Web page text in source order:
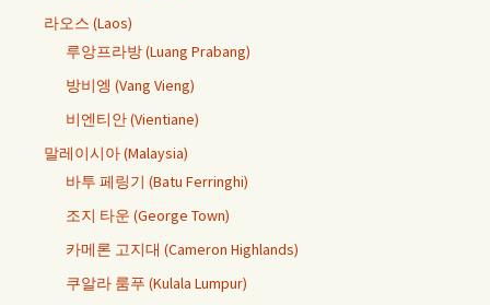
라오스 (Laos)
루앙프라방 (Luang Prabang)
방비엥 (Vang Vieng)
비엔티안 (Vientiane)
말레이시아 (Malaysia)
바투 페링기 (Batu Ferringhi)
조지 타운 (George Town)
카메론 고지대 (Cameron Highlands)
쿠알라 룸푸 (Kulala Lumpur)